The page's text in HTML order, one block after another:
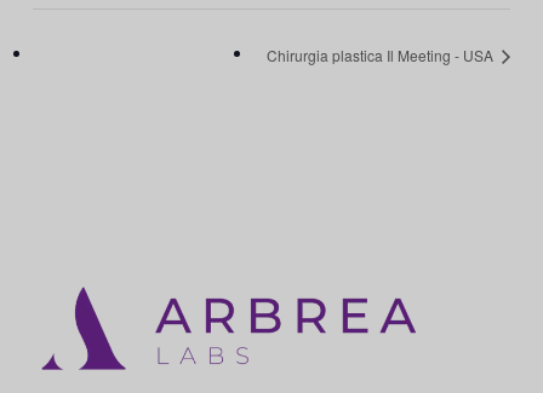
Chirurgia plastica Il Meeting - USA